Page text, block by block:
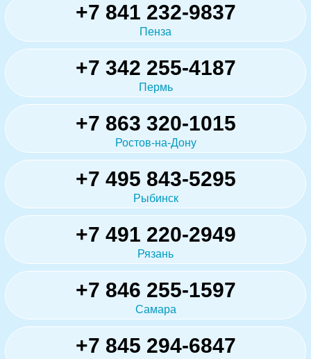
+7 841 232-9837
Пенза
+7 342 255-4187
Пермь
+7 863 320-1015
Ростов-на-Дону
+7 495 843-5295
Рыбинск
+7 491 220-2949
Рязань
+7 846 255-1597
Самара
+7 845 294-6847